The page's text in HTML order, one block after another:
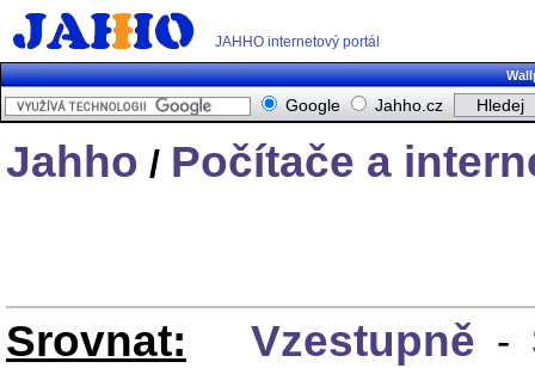
JAHHO internetový portál
Google Jahho.cz
Jahho / Počítače a
Srovnat: Vzestupně -